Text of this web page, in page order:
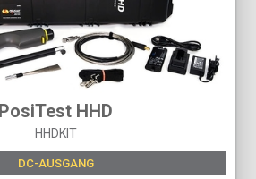
PosiTest HHD
HHDKIT
DC-AUSGANG